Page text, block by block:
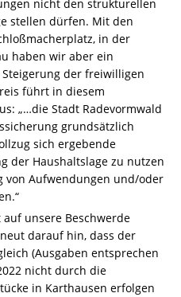
nicht den strukturellen
stellen dürfen. Mit den
in der
haben wir aber ein
der freiwilligen
führt in diesem
„…die Stadt Radevormwald
grundsätzlich
sich ergebende
der Haushaltslage zu nutzen
Aufwendungen und/oder
unsere Beschwerde
darauf hin, dass der
(Ausgaben entsprechen
nicht durch die
in Karthausen erfolgen